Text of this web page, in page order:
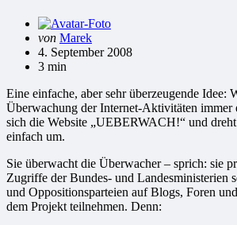
Gepostet
von
von Marek
4. September 2008
3 min
Eine einfache, aber sehr überzeugende Idee:
Überwachung der Internet-Aktivitäten immer
sich die Website „UEBERWACH!“ und
einfach um.
Sie überwacht die Überwacher – sprich: sie
Zugriffe der Bundes- und Landesministerien
und Oppositionsparteien auf Blogs, Foren
dem Projekt teilnehmen. Denn: